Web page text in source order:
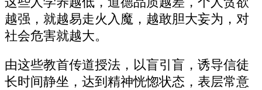
越强，就越易走火入魔，越敢胆大妄为，对
社会危害就越大。
由这些教首传道授法，以盲引盲，诱导信徒
长时间静坐，达到精神恍惚状态，表层常意